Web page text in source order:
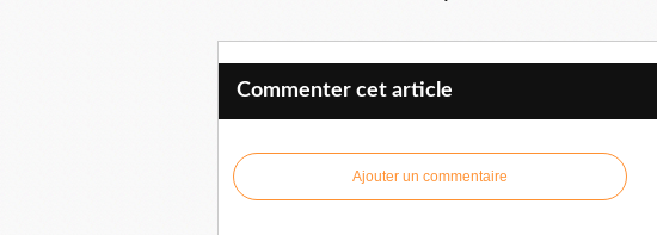
Commenter cet article
Ajouter un commentaire